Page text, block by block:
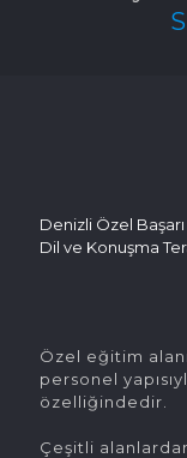
Denizli Özel
Dil ve Konuşma
Özel eğitim
personel
özelliğindedir.
Çeşitli